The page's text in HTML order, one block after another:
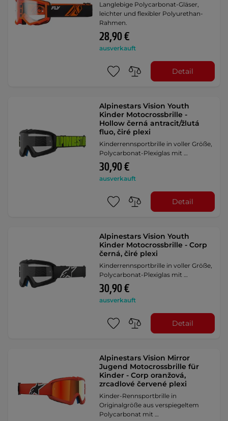
Langlebige Polycarbonat-Gläser,
leichter und flexibler Polyurethan-
Rahmen.
28,90 €
ausverkauft
Detail
Alpinestars Vision Youth
Kinder Motocrossbrille -
Hollow černá antracit/žlutá
fluo, čiré plexi
Kinderrennsportbrille in voller Größe,
Polycarbonat-Plexiglas mit …
30,90 €
ausverkauft
Detail
Alpinestars Vision Youth
Kinder Motocrossbrille - Corp
černá, čiré plexi
Kinderrennsportbrille in voller Größe,
Polycarbonat-Plexiglas mit …
30,90 €
ausverkauft
Detail
Alpinestars Vision Mirror
Jugend Motocrossbrille für
Kinder - Corp oranžová,
zrcadlové červené plexi
Kinder-Rennsportbrille in
Originalgröße aus verspiegeltem
Polycarbonat mit …